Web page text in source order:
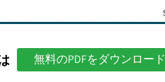
無料のPDFをダウンロード